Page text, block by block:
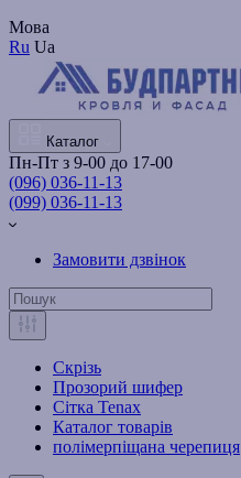
Мова
Ru Ua
Каталог
Пн-Пт з 9-00 до 17-00
(096) 036-11-13
(099) 036-11-13
Замовити дзвінок
Скрізь
Прозорий шифер
Сітка Tenax
Каталог товарів
полімерпіщана черепиця